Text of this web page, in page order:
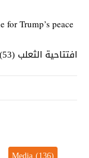
for Trump’s peace
افتتاحية الثعلب (53)